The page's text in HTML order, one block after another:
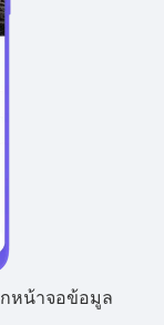
กหน้าจอข้อมูล